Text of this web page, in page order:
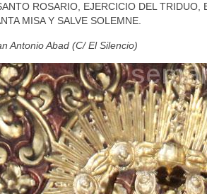
ROSARIO, EJERCICIO DEL TRIDUO,
MISA Y SALVE SOLEMNE.
Antonio Abad (C/ El Silencio)